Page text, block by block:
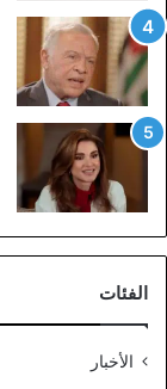
الفئات
الأخبار